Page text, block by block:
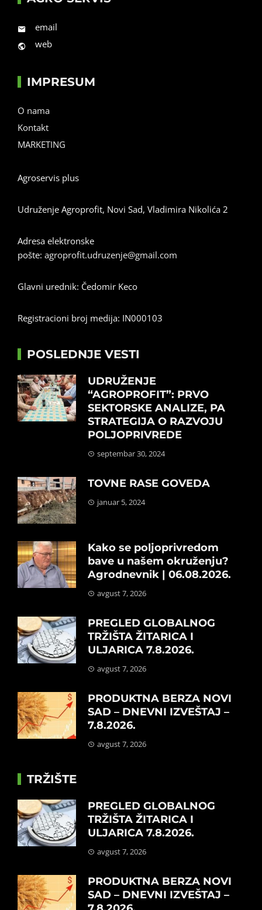
email
web
IMPRESUM
O nama
Kontakt
MARKETING
Agroservis plus
Udruženje Agroprofit, Novi Sad, Vladimira Nikolića 2
Adresa elektronske
pošte: agroprofit.udruzenje@gmail.com
Glavni urednik: Čedomir Keco
Registracioni broj medija: IN000103
POSLEDNJE VESTI
UDRUŽENJE
“AGROPROFIT”: PRVO
SEKTORSKE ANALIZE, PA
STRATEGIJA O RAZVOJU
POLJOPRIVREDE
septembar 30, 2024
TOVNE RASE GOVEDA
januar 5, 2024
Kako se poljoprivredom
bave u našem okruženju?
Agrodnevnik | 06.08.2026.
avgust 7, 2026
PREGLED GLOBALNOG
TRŽIŠTA ŽITARICA I
ULJARICA 7.8.2026.
avgust 7, 2026
PRODUKTNA BERZA NOVI
SAD – DNEVNI IZVEŠTAJ –
7.8.2026.
avgust 7, 2026
TRŽIŠTE
PREGLED GLOBALNOG
TRŽIŠTA ŽITARICA I
ULJARICA 7.8.2026.
avgust 7, 2026
PRODUKTNA BERZA NOVI
SAD – DNEVNI IZVEŠTAJ –